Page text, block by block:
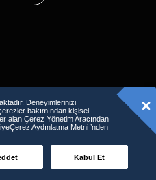
Deneyimlerinizi
bakımından kişisel
alan Çerez Yönetim Aracından
Çerez Aydınlatma Metni’nden
Kabul Et